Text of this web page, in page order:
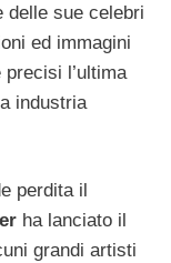
delle sue celebri
ed immagini
l’ultima
industria
perdita il
ha lanciato il
grandi artisti